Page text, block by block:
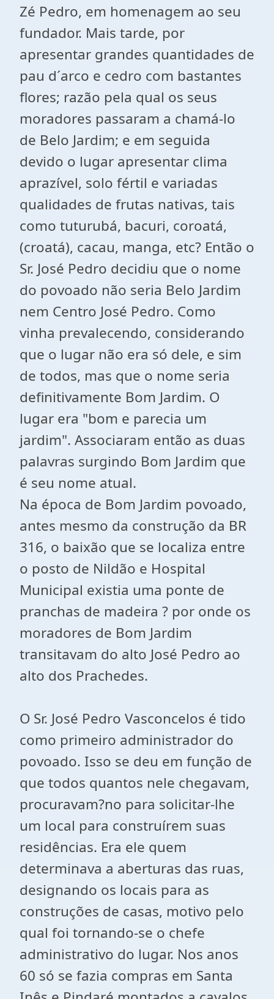
Zé Pedro, em homenagem ao seu
fundador. Mais tarde, por
apresentar grandes quantidades de
pau d´arco e cedro com bastantes
flores; razão pela qual os seus
moradores passaram a chamá-lo
de Belo Jardim; e em seguida
devido o lugar apresentar clima
aprazível, solo fértil e variadas
qualidades de frutas nativas, tais
como tuturubá, bacuri, coroatá,
(croatá), cacau, manga, etc? Então o
Sr. José Pedro decidiu que o nome
do povoado não seria Belo Jardim
nem Centro José Pedro. Como
vinha prevalecendo, considerando
que o lugar não era só dele, e sim
de todos, mas que o nome seria
definitivamente Bom Jardim. O
lugar era "bom e parecia um
jardim". Associaram então as duas
palavras surgindo Bom Jardim que
é seu nome atual.
Na época de Bom Jardim povoado,
antes mesmo da construção da BR
316, o baixão que se localiza entre
o posto de Nildão e Hospital
Municipal existia uma ponte de
pranchas de madeira ? por onde os
moradores de Bom Jardim
transitavam do alto José Pedro ao
alto dos Prachedes.
O Sr. José Pedro Vasconcelos é tido
como primeiro administrador do
povoado. Isso se deu em função de
que todos quantos nele chegavam,
procuravam?no para solicitar-lhe
um local para construírem suas
residências. Era ele quem
determinava a aberturas das ruas,
designando os locais para as
construções de casas, motivo pelo
qual foi tornando-se o chefe
administrativo do lugar. Nos anos
60 só se fazia compras em Santa